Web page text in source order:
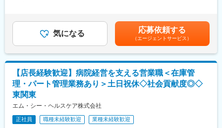
３．日本人の骨格に合わせた骨折や骨格矯正の治療用インプラン
ト・プレートの開発
■手術台および手術台関連部品の要素開発、設計開発
■設計検証、妥当性評価（機構・機造設計）、リスクマネジメン
ト、原価低減施策
【所属組織の構成】
■技術部：37名、工場全体：130名
■開発陣は千葉工場の同一フロアに集約していますので、風通しが
良く、協同して作業進捗できる開発環境です。
■一部のプログラムや担当フェーズだけでなく、一連の開発フェー
選考を通じて上下する可能性があります。・業績加算賞与の制度
があり、年収は平均的な加算賞与を含みます。・残業代別途支給
賃金はあくまでも目安の金額であり、選考を通じて上下する可能
性があります。月給(月額)は固定手当を含めた表記です。
気になる 応募依頼する
（エージェントサービス）
【店長経験歓迎】病院経営を支える営業職＜在庫管
理・パート管理業務あり＞土日祝休◇社会貢献度◎◇
東関東
エム・シー・ヘルスケア株式会社
正社員 職種未経験歓迎 業種未経験歓迎